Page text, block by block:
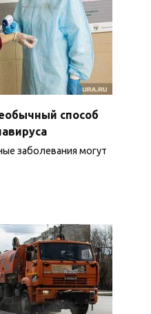
способ
заболевания могут